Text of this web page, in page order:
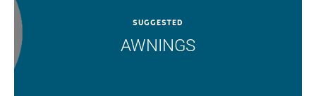
SUGGESTED
AWNINGS